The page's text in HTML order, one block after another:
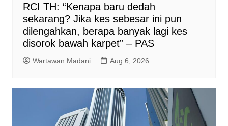
RCI TH: “Kenapa baru dedah
sekarang? Jika kes sebesar ini pun
dilengahkan, berapa banyak lagi kes
disorok bawah karpet” – PAS
Wartawan Madani Aug 6, 2026